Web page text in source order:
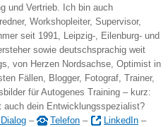
und Vertrieb. Ich bin auch
Workshopleiter, Supervisor,
seit 1991, Leipzig-, Eilenburg- und
sowie deutschsprachig weit
von Herzen Nordsachse, Optimist in
Fällen, Blogger, Fotograf, Trainer,
für Autogenes Training – kurz:
auch dein Entwicklungsspezialist?
– Telefon – LinkedIn –